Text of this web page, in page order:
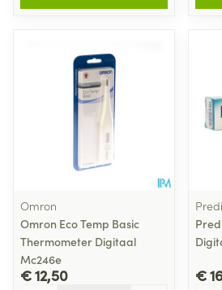
Omron
Omron Eco Temp Basic
Thermometer Digitaal
Mc246e
€ 12,50 €